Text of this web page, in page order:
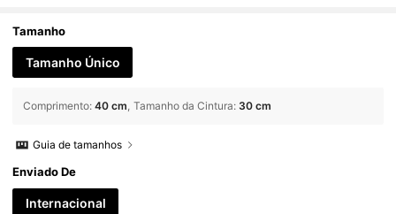
Tamanho
Tamanho Único
Comprimento: 40 cm Tamanho da Cintura: 30 cm
Guia de tamanhos
Enviado De
Internacional